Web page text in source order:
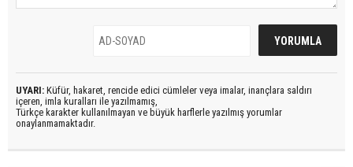
UYARI: Küfür, hakaret, rencide edici cümleler veya imalar, inançlara saldırı
içeren, imla kuralları ile yazılmamış,
Türkçe karakter kullanılmayan ve büyük harflerle yazılmış yorumlar
onaylanmamaktadır.